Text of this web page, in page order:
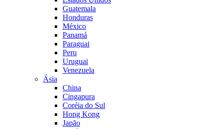
Guatemala
Honduras
México
Panamá
Paraguai
Peru
Uruguai
Venezuela
Ásia
China
Cingapura
Coréia do Sul
Hong Kong
Japão